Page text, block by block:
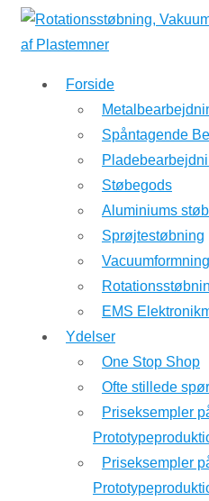
↓
Hop
hovedindhold
Forside
Spåntagende
Støbegods
Aluminiums
Sprøjtestøbning
Vacuumformning
EMS
Ydelser
One Stop Shop
Ofte stillede
Priseksempler
Priseksempler